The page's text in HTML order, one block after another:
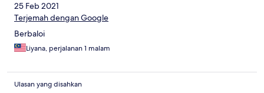
25 Feb 2021
Terjemah dengan Google
Berbaloi
Liyana, perjalanan 1 malam
Ulasan yang disahkan